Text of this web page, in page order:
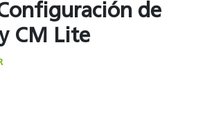
de
CM Lite